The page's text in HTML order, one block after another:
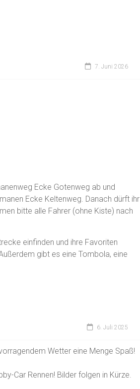
7. Juni 2026
Ecke Gotenweg ab und
Ecke Keltenweg. Danach dürft ihr
bitte alle Fahrer (ohne Kiste) nach
einfinden und ihre Favoriten
gibt es eine Tombola, eine
6. Juli 2025
Wetter eine Menge Spaß!
Car Rennen! Bilder folgen in Kürze.